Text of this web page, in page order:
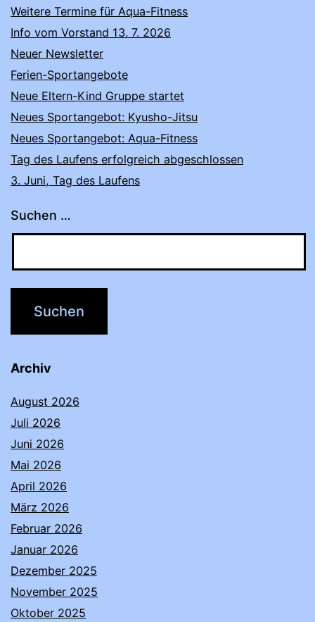
Weitere Termine für Aqua-Fitness
Info vom Vorstand 13. 7. 2026
Neuer Newsletter
Ferien-Sportangebote
Neue Eltern-Kind Gruppe startet
Neues Sportangebot: Kyusho-Jitsu
Neues Sportangebot: Aqua-Fitness
Tag des Laufens erfolgreich abgeschlossen
3. Juni, Tag des Laufens
Suchen …
Archiv
August 2026
Juli 2026
Juni 2026
Mai 2026
April 2026
März 2026
Februar 2026
Januar 2026
Dezember 2025
November 2025
Oktober 2025